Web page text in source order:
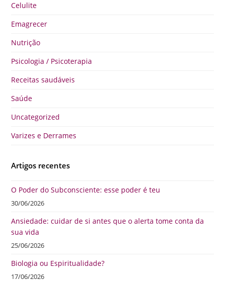
Celulite
Emagrecer
Nutrição
Psicologia / Psicoterapia
Receitas saudáveis
Saúde
Uncategorized
Varizes e Derrames
Artigos recentes
O Poder do Subconsciente: esse poder é teu
30/06/2026
Ansiedade: cuidar de si antes que o alerta tome conta da
sua vida
25/06/2026
Biologia ou Espiritualidade?
17/06/2026